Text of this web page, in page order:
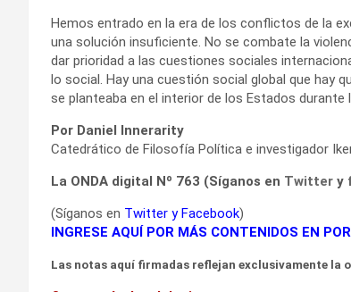
Hemos entrado en la era de los conflictos de la
una solución insuficiente. No se combate la
dar prioridad a las cuestiones sociales
lo social. Hay una cuestión social global que hay
se planteaba en el interior de los Estados durante
Por Daniel Innerarity
Catedrático de Filosofía Política e investigador
La ONDA digital Nº 763 (Síganos en Twitter y
(Síganos en Twitter yFacebook)
INGRESE AQUÍ POR MÁS CONTENIDOS EN
Las notas aquí firmadas reflejan exclusivamente la